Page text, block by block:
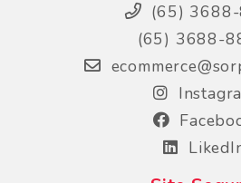
(65)
(65) 3688-